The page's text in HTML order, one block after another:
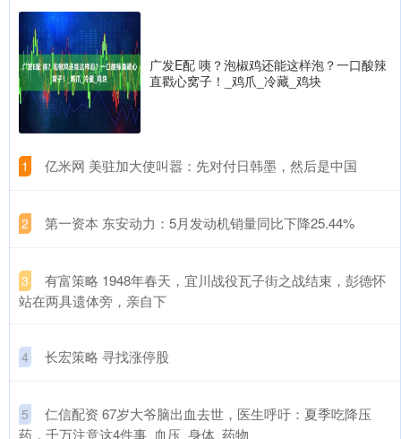
广发E配 咦？泡椒鸡还能这样泡？一口酸辣
直戳心窝子！_鸡爪_冷藏_鸡块
1 ​亿米网 美驻加大使叫嚣：先对付日韩墨，然后是中国
2 ​第一资本 东安动力：5月发动机销量同比下降25.44%
3
​有富策略 1948年春天，宜川战役瓦子街之战结束，彭德怀
站在两具遗体旁，亲自下
4 ​长宏策略 寻找涨停股
5
​仁信配资 67岁大爷脑出血去世，医生呼吁：夏季吃降压
药，千万注意这4件事_血压_身体_药物